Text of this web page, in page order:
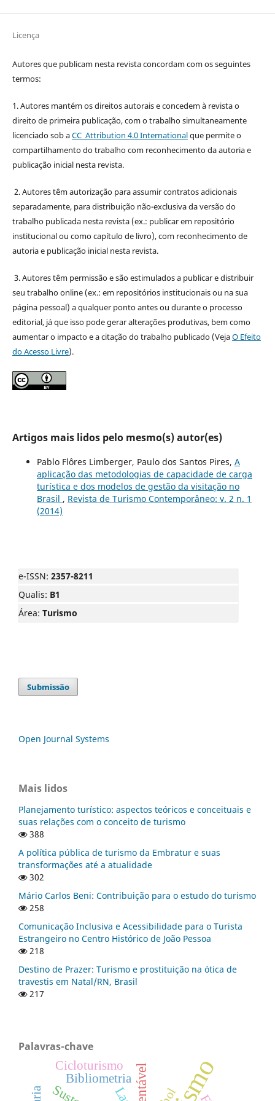
Licença
Autores que publicam nesta revista concordam com os seguintes
termos:
1. Autores mantém os direitos autorais e concedem à revista o
direito de primeira publicação, com o trabalho simultaneamente
licenciado sob aCC Attribution 4.0 Internationalque permite o
compartilhamento do trabalho com reconhecimento da autoria e
publicação inicial nesta revista.
2. Autores têm autorização para assumir contratos adicionais
separadamente, para distribuição não-exclusiva da versão do
trabalho publicada nesta revista (ex.: publicar em repositório
institucional ou como capítulo de livro), com reconhecimento de
autoria e publicação inicial nesta revista.
3. Autores têm permissão e são estimulados a publicar e distribuir
seu trabalho online (ex.: em repositórios institucionais ou na sua
página pessoal) a qualquer ponto antes ou durante o processo
editorial, já que isso pode gerar alterações produtivas, bem como
aumentar o impacto e a citação do trabalho publicado (VejaO Efeito
do Acesso Livre).
Artigos mais lidos pelo mesmo(s) autor(es)
Pablo Flôres Limberger, Paulo dos Santos Pires, A
aplicação das metodologias de capacidade de carga
turística e dos modelos de gestão da visitação no
Brasil , Revista de Turismo Contemporâneo: v. 2 n. 1
(2014)
e-ISSN: 2357-8211
Qualis: B1
Área: Turismo
Submissão
Open Journal Systems
Mais lidos
Planejamento turístico: aspectos teóricos e conceituais e
suas relações com o conceito de turismo
388
A política pública de turismo da Embratur e suas
transformações até a atualidade
302
Mário Carlos Beni: Contribuição para o estudo do turismo
258
Comunicação Inclusiva e Acessibilidade para o Turista
Estrangeiro no Centro Histórico de João Pessoa
218
Destino de Prazer: Turismo e prostituição na ótica de
travestis em Natal/RN, Brasil
217
Palavras-chave
Bibliometria
Cicloturismo